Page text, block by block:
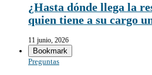
¿Hasta dónde llega la
quien tiene a su cargo
11 junio, 2026
Bookmark
Preguntas